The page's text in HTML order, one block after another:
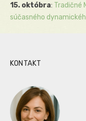
15. októbra: Tradičné
súčasného
KONTAKT